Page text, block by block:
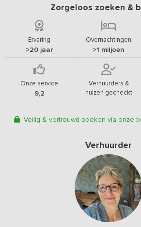
Zorgeloos zoeken &
Ervaring
>20 jaar
Overnachtingen
>1 miljoen
Onze service
9,2
Verhuurders &
huizen gecheckt
Veilig & vertrouwd boeken via onze
Verhuurder